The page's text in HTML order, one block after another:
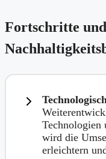
Fortschritte
Technologien
wird die
erleichtern